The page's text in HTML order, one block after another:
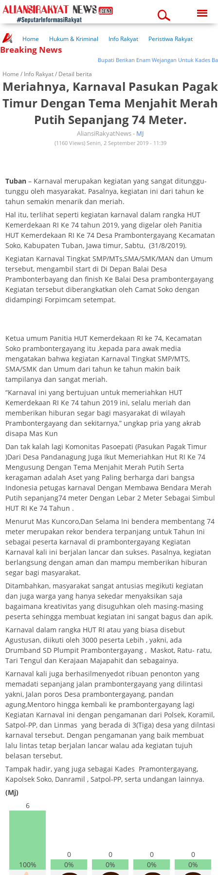
08:37:50 am
Home Hukum & Kriminal Info Rakyat
Peristiwa Rakyat
Kuliner Rakyat
Wisata Rakyat
Breaking News
Bupati Berikan Enam Wejangan Untuk Kades Baru
Home / Info Rakyat/ Detail berita
Meriahnya, Karnaval Pasukan Pagak
Timur Dengan Tema Menjahit Merah
Putih Sepanjang 74 Meter.
AliansiRakyatNews - MJ
(1160 Views) Senin, 2 September 2019 - 11:39
Tuban – Karnaval merupakan kegiatan yang sangat ditunggu-
tunggu oleh masyarakat. Pasalnya, kegiatan ini dari tahun ke
tahun semakin menarik dan meriah.
Hal itu, terlihat seperti kegiatan karnaval dalam rangka HUT
Kemerdekaan RI Ke 74 tahun 2019, yang digelar oleh Panitia
HUT Kemerdekaan RI Ke 74 Desa Prambontergayang Kecamatan
Soko, Kabupaten Tuban, Jawa timur, Sabtu, (31/8/2019).
Kegiatan Karnaval Tingkat SMP/MTs,SMA/SMK/MAN dan Umum
tersebut, mengambil start di Di Depan Balai Desa
Prambonterbayang dan finish Ke Balai Desa prambontergayang
Kegiatan tersebut diberangkatkan oleh Camat Soko dengan
didampingi Forpimcam setempat.
Ketua umum Panitia HUT Kemerdekaan RI ke 74, Kecamatan
Soko prambontergayang itu ,kepada para awak media
mengatakan bahwa kegiatan Karnaval Tingkat SMP/MTS,
SMA/SMK dan Umum dari tahun ke tahun makin baik
tampilanya dan sangat meriah.
“Karnaval ini yang bertujuan untuk memeriahkan HUT
Kemerdekaan RI Ke 74 tahun 2019 ini, selalu meriah dan
memberikan hiburan segar bagi masyarakat di wilayah
Prambontergayang dan sekitarnya,” ungkap pria yang akrab
disapa Mas Kun
Dan tak kalah lagi Komonitas Pasoepati (Pasukan Pagak Timur
)Dari Desa Pandanagung Juga Ikut Memeriahkan Hut RI Ke 74
Mengusung Dengan Tema Menjahit Merah Putih Serta
keragaman adalah Aset yang Paling berharga dari bangsa
Indonesia petugas karnaval Dengan Membawa Bendara Merah
Putih sepanjang74 meter Dengan Lebar 2 Meter Sebagai Simbul
HUT RI Ke 74 Tahun .
Menurut Mas Kuncoro,Dan Selama Ini bendera membentang 74
meter merupakan rekor bendera terpanjang untuk Tahun Ini
sebagai peserta karnaval di prambontergayang Kegiatan
Karnaval kali ini berjalan lancar dan sukses. Pasalnya, kegiatan
berlangsung dengan aman dan mampu memberikan hiburan
segar bagi masyarakat.
Ditambahkan, masyarakat sangat antusias megikuti kegiatan
dan juga warga yang hanya sekedar menyaksikan saja
bagaimana kreativitas yang disuguhkan oleh masing-masing
peserta sehingga membuat kegiatan ini sangat bagus dan apik.
Karnaval dalam rangka HUT RI atau yang biasa disebut
Agustusan, diikuti oleh 3000 peserta Lebih , yakni, ada
Drumband SD Plumpit Prambontergayang , Maskot, Ratu- ratu,
Tari Tengul dan Kerajaan Majapahit dan sebagainya.
Karnaval kali juga berhasilmenyedot ribuan penonton yang
memadati sepanjang jalan prambontergayang yang dilintasi
yakni, Jalan poros Desa prambontergayang, pandan
agung,Mentoro hingga kembali ke prambontergayang lagi
Kegiatan Karnaval ini dengan pengamanan dari Polsek, Koramil,
Satpol-PP, dan Linmas yang berada di 3(Tiga) desa yang dilntasi
karnaval tersebut. Dengan pengamanan yang baik membuat
lalu lintas tetap berjalan lancar walau ada kegiatan tujuh
belasan tersebut.
Tampak hadir, yang juga sebagai Kades Pramontergayang,
Kapolsek Soko, Danramil , Satpol-PP, serta undangan lainnya.
(Mj)
6
100%
0
0%
0
0%
0
0%
0
0%